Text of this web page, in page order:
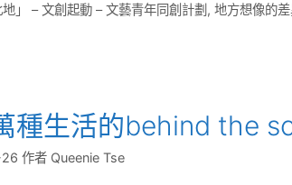
地」 – 文創起動 – 文藝青年同創計劃​ , 地方想像的
種生活的behind the
作者 Queenie Tse